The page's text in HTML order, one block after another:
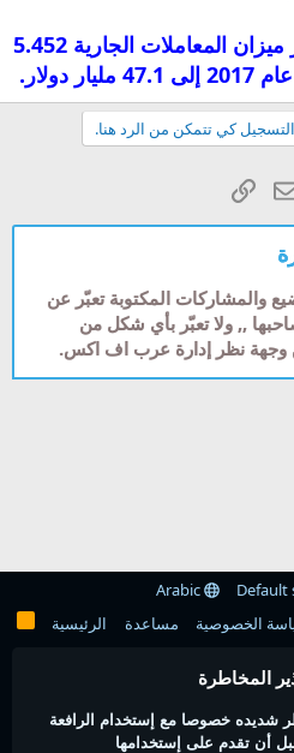
وفي أبريل نيسان، بلغ عجز ميزان المعاملات الجارية 5.452
كي تتمكن من الرد هنا.
البريد الإلكتروني
الرابط
والمشاركات المكتوبة تعبّر عن
,, ولا تعبّر بأي شكل من
وجهة نظر إدارة عرب اف اكس.
Arabic
الخصوصية مساعدة الرئيسية
المخاطرة
شديده خصوصا مع إستخدام الرافعة
أن تقدم على إستخدامها